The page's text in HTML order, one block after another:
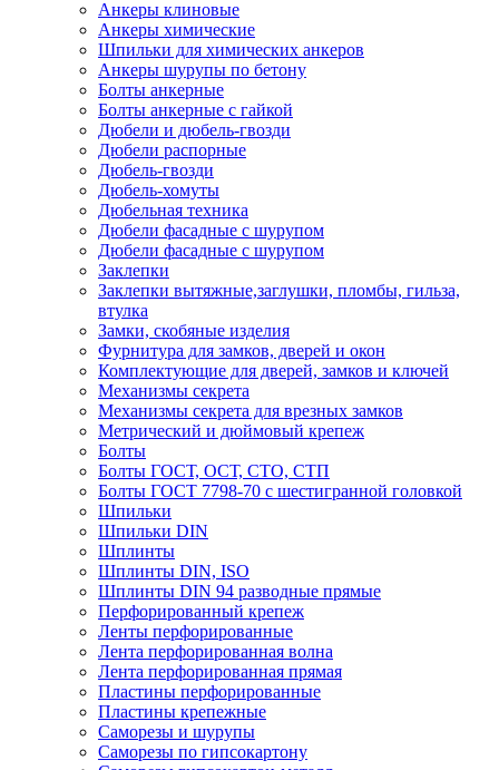
Анкеры клиновые
Анкеры химические
Шпильки для химических анкеров
Анкеры шурупы по бетону
Болты анкерные
Болты анкерные с гайкой
Дюбели и дюбель-гвозди
Дюбели распорные
Дюбель-гвозди
Дюбель-хомуты
Дюбельная техника
Дюбели фасадные с шурупом
Дюбели фасадные с шурупом
Заклепки
Заклепки вытяжные,заглушки, пломбы, гильза,
втулка
Замки, скобяные изделия
Фурнитура для замков, дверей и окон
Комплектующие для дверей, замков и ключей
Механизмы секрета
Механизмы секрета для врезных замков
Метрический и дюймовый крепеж
Болты
Болты ГОСТ, ОСТ, СТО, СТП
Болты ГОСТ 7798-70 с шестигранной головкой
Шпильки
Шпильки DIN
Шплинты
Шплинты DIN, ISO
Шплинты DIN 94 разводные прямые
Перфорированный крепеж
Ленты перфорированные
Лента перфорированная волна
Лента перфорированная прямая
Пластины перфорированные
Пластины крепежные
Саморезы и шурупы
Саморезы по гипсокартону